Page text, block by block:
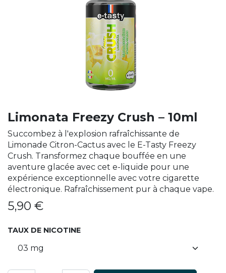
Limonata Freezy Crush – 10ml
Succombez à l'explosion rafraîchissante de
Limonade Citron-Cactus avec le E-Tasty Freezy
Crush. Transformez chaque bouffée en une
aventure glacée avec cet e-liquide pour une
expérience exceptionnelle avec votre cigarette
électronique. Rafraîchissement pur à chaque vape.
5,90 €
TAUX DE NICOTINE